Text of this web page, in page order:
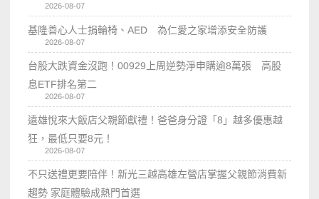
2026-08-07
基隆善心人士捐輪椅、AED 為仁愛之家增添安全防護
2026-08-07
台股大跌資金沒跑！00929上周逆勢淨申購逾8萬張 高股
息ETF排名第二
2026-08-07
遠雄悅來大飯店父親節獻禮！爸爸身分證「8」越多優惠越
狂，最低只要8元！
2026-08-07
不只送禮更要陪伴！新光三越高雄左營店掌握父親節消費新
趨勢 家庭體驗成熱門首選